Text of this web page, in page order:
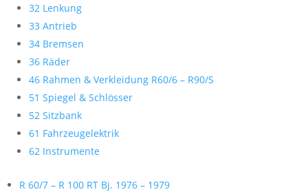
32 Lenkung
33 Antrieb
34 Bremsen
36 Räder
46 Rahmen & Verkleidung R60/6 – R90/S
51 Spiegel & Schlösser
52 Sitzbank
61 Fahrzeugelektrik
62 Instrumente
R 60/7 – R 100 RT Bj. 1976 – 1979